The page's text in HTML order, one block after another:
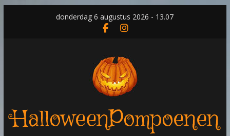
donderdag 6 augustus 2026 - 13.07
HalloweenPompoenen